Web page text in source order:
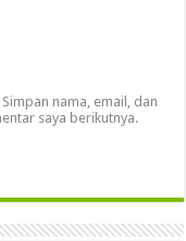
Simpan nama, email, dan
saya berikutnya.